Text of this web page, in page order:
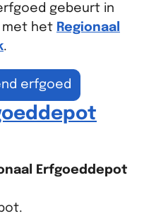
gebeurt in
met het Regionaal
.
erfgoed
Erfgoeddepot